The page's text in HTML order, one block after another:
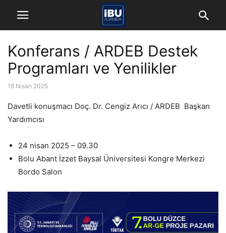
Konferans / ARDEB Destek
Programları ve Yenilikler
16 Nisan 2025
Davetli konuşmacı Doç. Dr. Cengiz Arıcı / ARDEB Başkan
Yardımcısı
24 nisan 2025 – 09.30
Bolu Abant İzzet Baysal Üniversitesi Kongre Merkezi
Bordo Salon